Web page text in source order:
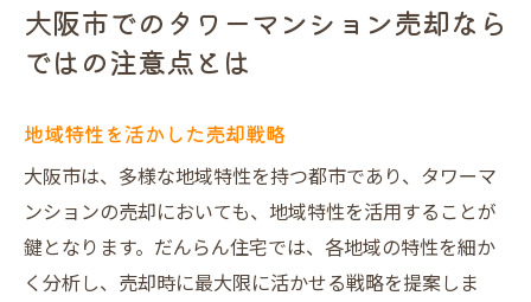
大阪市でのタワーマンション売却なら
ではの注意点とは
地域特性を活かした売却戦略
大阪市は、多様な地域特性を持つ都市であり、タワーマ
ンションの売却においても、地域特性を活用することが
鍵となります。だんらん住宅では、各地域の特性を細か
く分析し、売却時に最大限に活かせる戦略を提案しま